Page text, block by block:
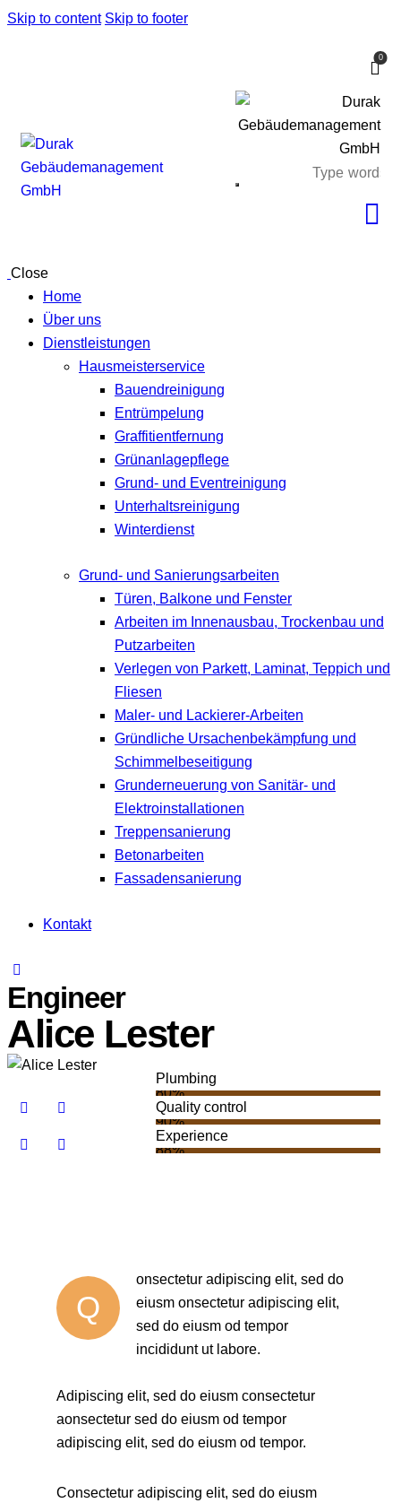
Skip to content Skip to footer
0
Close
Home
Über uns
Dienstleistungen
Hausmeisterservice
Bauendreinigung
Entrümpelung
Graffitientfernung
Grünanlagepflege
Grund- und Eventreinigung
Unterhaltsreinigung
Winterdienst
Grund- und Sanierungsarbeiten
Türen, Balkone und Fenster
Arbeiten im Innenausbau, Trockenbau und
Putzarbeiten
Verlegen von Parkett, Laminat, Teppich und
Fliesen
Maler- und Lackierer-Arbeiten
Gründliche Ursachenbekämpfung und
Schimmelbeseitigung
Grunderneuerung von Sanitär- und
Elektroinstallationen
Treppensanierung
Betonarbeiten
Fassadensanierung
Kontakt
Engineer
Alice Lester
Plumbing
80%
Quality control
90%
Experience
88%
Q
onsectetur adipiscing elit, sed do
eiusm onsectetur adipiscing elit,
sed do eiusm od tempor
incididunt ut labore.
Adipiscing elit, sed do eiusm consectetur
aonsectetur sed do eiusm od tempor
adipiscing elit, sed do eiusm od tempor.
Consectetur adipiscing elit, sed do eiusm